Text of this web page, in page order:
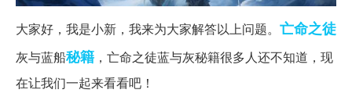
大家好，我是小新，我来为大家解答以上问题。 亡命之徒
灰与蓝船秘籍 ，亡命之徒蓝与灰秘籍很多人还不知道，现
在让我们一起来看看吧！